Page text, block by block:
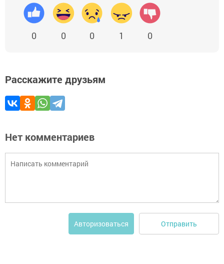
0 0 0 1 0
Расскажите друзьям
Нет комментариев
Авторизоваться Отправить